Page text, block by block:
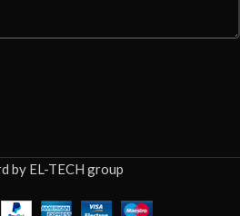
by EL-TECH group